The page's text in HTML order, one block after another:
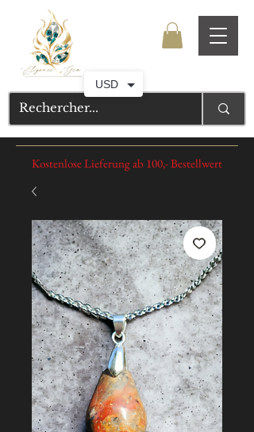
Kostenlose Lieferung ab 100,- Bestellwert
USD